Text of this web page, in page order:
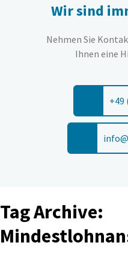
Wir sind
Nehmen Sie
Ihnen eine
+49
Tag Archive: